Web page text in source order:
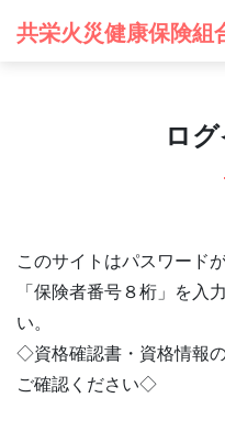
共栄火災健康保険組
ロ
このサイトはパスワード
「保険者番号８桁」を入
い。
◇資格確認書・資格情報
ご確認ください◇